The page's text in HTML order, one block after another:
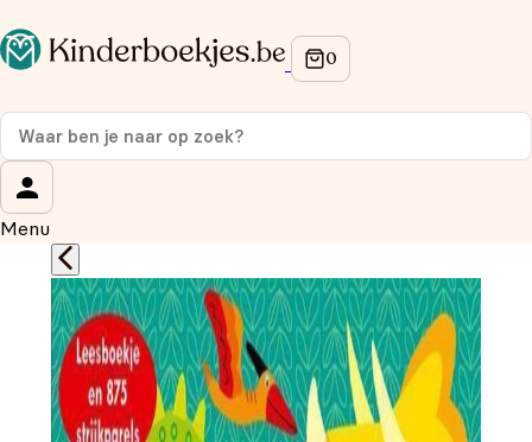
Menu
Op de hoogte blijven van onze acties?
Meld je aan voor onze nieuwsbrief en ontvang
korting
Wat is je voornaam?
Wat is je e-mailadres?*
Aanmelden
We gebruiken je gegevens om contact op te nemen, in